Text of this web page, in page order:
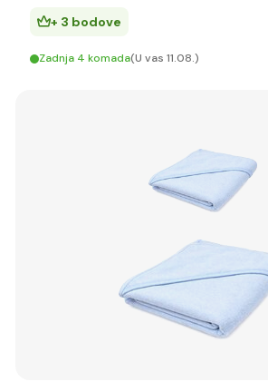
+ 3 bodove
Zadnja 4 komada(U vas 11.08.)